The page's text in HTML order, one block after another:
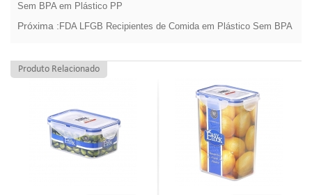
Sem BPA em Plástico PP
Próxima : FDA LFGB Recipientes de Comida em Plástico Sem BPA
Produto Relacionado